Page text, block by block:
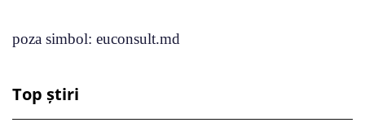
poza simbol: euconsult.md
Top știri